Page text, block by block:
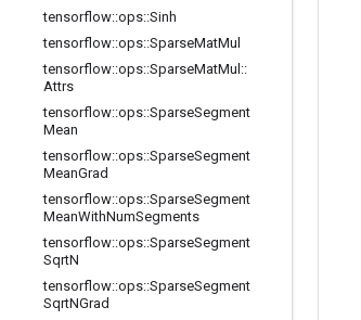
tensorflow::ops::Sinh
tensorflow::ops::SparseMatMul
tensorflow::ops::SparseMatMul ::
Attrs
tensorflow::ops::SparseSegment
Mean
tensorflow::ops::SparseSegment
MeanGrad
tensorflow::ops::SparseSegment
MeanWithNumSegments
tensorflow::ops::SparseSegment
SqrtN
tensorflow::ops::SparseSegment
SqrtNGrad